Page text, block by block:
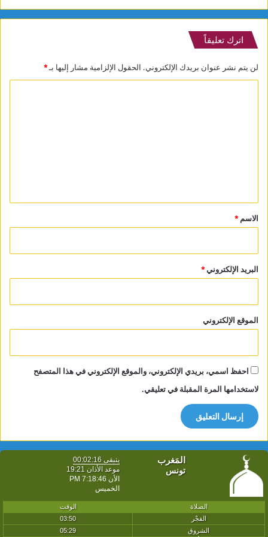
اترك تعليقاً
لن يتم نشر عنوان بريدك الإلكتروني. الحقول الإلزامية مشار إليها بـ*
*
الاسم *
البريد الإلكتروني*
الموقع الإلكتروني
احفظ اسمي، بريدي الإلكتروني، والموقع الإلكتروني في هذا المتصفح
لاستخدامها المرة المقبلة في تعليقي.